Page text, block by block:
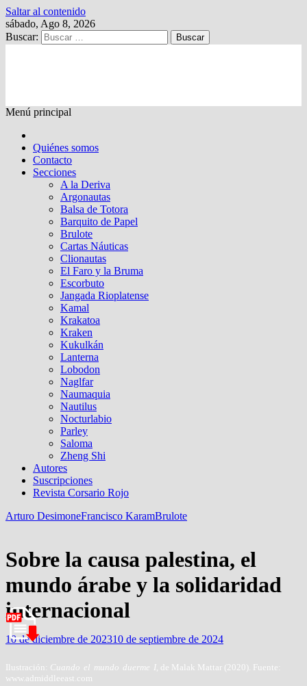
Saltar al contenido
sábado, Ago 8, 2026
Buscar:
Menú principal
Quiénes somos
Contacto
Secciones
A la Deriva
Argonautas
Balsa de Totora
Barquito de Papel
Brulote
Cartas Náuticas
Clionautas
El Faro y la Bruma
Escorbuto
Jangada Rioplatense
Kamal
Krakatoa
Kraken
Kukulkán
Lanterna
Lobodon
Naglfar
Naumaquia
Nautilus
Nocturlabio
Parley
Saloma
Zheng Shi
Autores
Suscripciones
Revista Corsario Rojo
Arturo DesimoneFrancisco KaramBrulote
Sobre la causa palestina, el
mundo árabe y la solidaridad
internacional
10 de diciembre de 202310 de septiembre de 2024
Ilustración: Cuando el mundo duerme I, de Malak Mattar (2020). Fuente:
www.admiddleeast.com